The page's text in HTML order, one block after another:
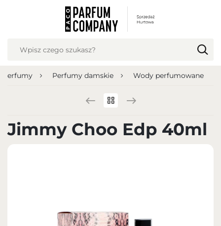
Perfumy Perfumy damskie Wody perfumowane
Jimmy Choo Edp 40ml
USTAWIENIA REGIONALNE
Język
Polish zloty (PLN)